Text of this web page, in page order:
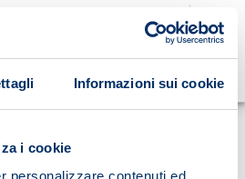
Informazioni sui cookie
i cookie
personalizzare contenuti ed